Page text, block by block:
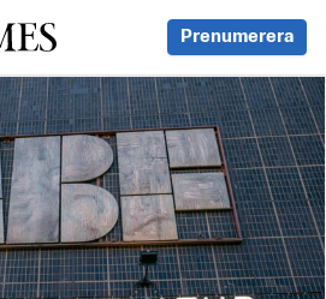
Prenumerera